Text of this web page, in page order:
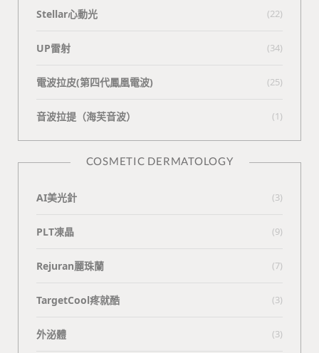
Stellar心動光 (22)
UP雷射 (34)
電波拉皮(第四代鳳凰電波) (25)
⾳波拉提（海芙⾳波） (1)
COSMETIC DERMATOLOGY
AI美光針 (3)
PLT凍晶 (9)
Rejuran麗珠蘭 (7)
TargetCool疼就酷 (3)
外泌體 (3)